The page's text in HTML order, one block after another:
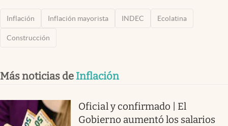
Inflación Inflación mayorista INDEC Ecolatina
Construcción
Más noticias de Inflación
Oficial y confirmado | El
Gobierno aumentó los salarios